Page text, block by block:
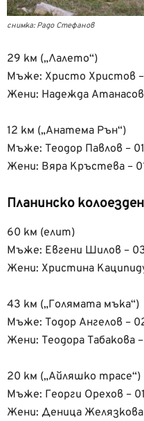
снимка: Радо Стефанов
29 км („Лалето“)
Мъже: Христо Христов
Жени: Надежда
12 км („Анатема Рън“)
Мъже: Теодор Павлов –
Жени: Вяра Кръстева –
Планинско
60 км (елит)
Мъже: Евгени Шилов –
Жени: Христина
43 км („Голямата мъка“)
Мъже: Тодор Ангелов –
Жени: Теодора Табакова
20 км („Айляшко трасе“)
Мъже: Георги Орехов –
Жени: Деница Желязкова